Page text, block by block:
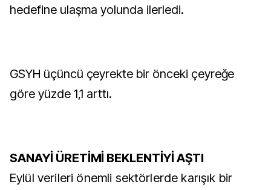
hedefine ulaşma yolunda ilerledi.
GSYH üçüncü çeyrekte bir önceki çeyreğe
göre yüzde 1,1 arttı.
SANAYİ ÜRETİMİ BEKLENTİYİ AŞTI
Eylül verileri önemli sektörlerde karışık bir